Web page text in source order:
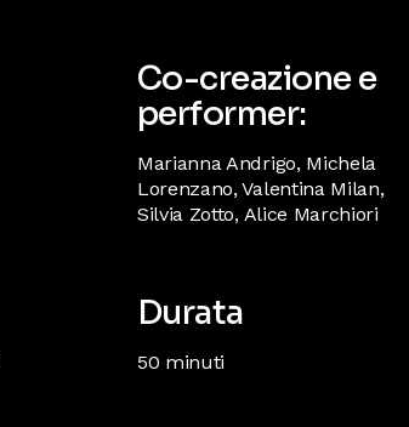
Co-creazione e
performer:
Marianna Andrigo, Michela
Lorenzano, Valentina Milan,
Silvia Zotto, Alice Marchiori
Durata
50 minuti